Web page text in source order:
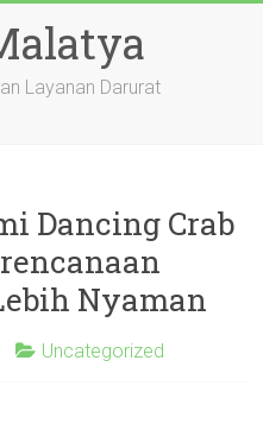
Layanan Darurat
Dancing Crab
Nyaman
Uncategorized